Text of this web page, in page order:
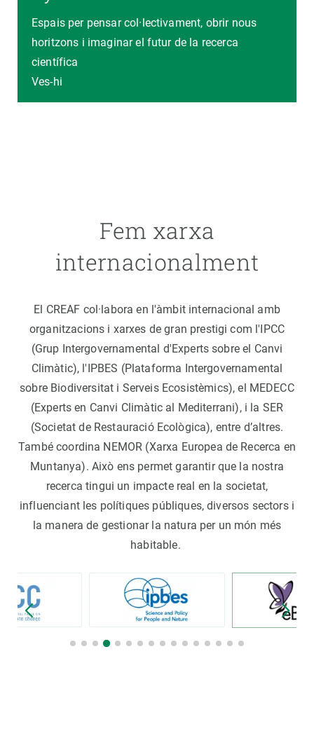
Espais per pensar col·lectivament, obrir nous
horitzons i imaginar el futur de la recerca
científica
Ves-hi
Fem xarxa
internacionalment
El CREAF col·labora en l'àmbit internacional amb
organitzacions i xarxes de gran prestigi com l'IPCC
(Grup Intergovernamental d'Experts sobre el Canvi
Climàtic), l'IPBES (Plataforma Intergovernamental
sobre Biodiversitat i Serveis Ecosistèmics), el MEDECC
(Experts en Canvi Climàtic al Mediterrani), i la SER
(Societat de Restauració Ecològica), entre d’altres.
També coordina NEMOR (Xarxa Europea de Recerca en
Muntanya). Això ens permet garantir que la nostra
recerca tingui un impacte real en la societat,
influenciant les polítiques públiques, diversos sectors i
la manera de gestionar la natura per un món més
habitable.